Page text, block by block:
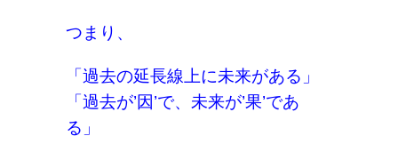
つまり、
「過去の延長線上に未来がある」
「過去が’因’で、未来が’果’であ
る」